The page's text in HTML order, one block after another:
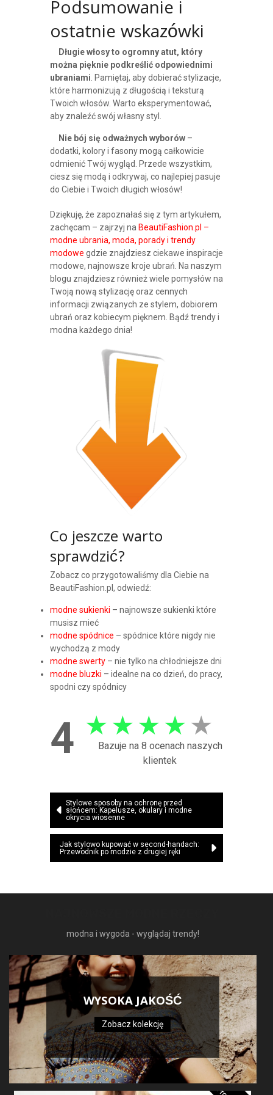
Podsumowanie i
ostatnie wskazówki
Długie włosy to ogromny atut, który
można pięknie podkreślić odpowiednimi
ubraniami . Pamiętaj, aby dobierać stylizacje,
które harmonizują z długością i teksturą
Twoich włosów. Warto eksperymentować,
aby znaleźć swój własny styl.
Nie bój się odważnych wyborów–
dodatki, kolory i fasony mogą całkowicie
odmienić Twój wygląd. Przede wszystkim,
ciesz się modą i odkrywaj, co najlepiej pasuje
do Ciebie i Twoich długich włosów!
Dziękuję, że zapoznałaś się z tym artykułem,
zachęcam – zajrzyj na BeautiFashion.pl –
modne ubrania, moda, porady i trendy
modowe gdzie znajdziesz ciekawe inspiracje
modowe, najnowsze kroje ubrań. Na naszym
blogu znajdziesz również wiele pomysłów na
Twoją nową stylizację oraz cennych
informacji związanych ze stylem, dobiorem
ubrań oraz kobiecym pięknem. Bądź trendy i
modna każdego dnia!
Co jeszcze warto
sprawdzić?
Zobacz co przygotowaliśmy dla Ciebie na
BeautiFashion.pl, odwiedź:
modne sukienki – najnowsze sukienki które
musisz mieć
modne spódnice – spódnice które nigdy nie
wychodzą z mody
modne swerty– nie tylko na chłodniejsze dni
modne bluzki – idealne na co dzień, do pracy,
spodni czy spódnicy
4 ★ ★ ★ ★ ★
Bazuje na 8 ocenach naszych
klientek
Nawigacja
wpisu
Stylowe sposoby na ochronę przed
słońcem: Kapelusze, okulary i modne
okrycia wiosenne
Jak stylowo kupować w second-handach:
Przewodnik po modzie z drugiej ręki
modna i wygoda - wyglądaj trendy!
WYSOKA JAKOŚĆ
Zobacz kolekcję